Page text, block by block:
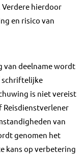
hierdoor
en risico van
van deelname wordt
schriftelijke
is niet vereist
Reisdienstverlener
van
genomen het
kans op verbetering